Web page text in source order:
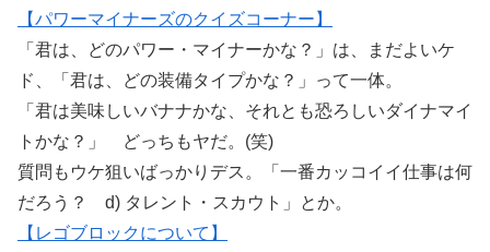
【パワーマイナーズのクイズコーナー】
「君は、どのパワー・マイナーかな？」は、まだよいケ
ド、「君は、どの装備タイプかな？」って一体。
「君は美味しいバナナかな、それとも恐ろしいダイナマイ
トかな？」 どっちもヤだ。(笑)
質問もウケ狙いばっかりデス。「一番カッコイイ仕事は何
だろう？ d) タレント・スカウト」とか。
【レゴブロックについて】